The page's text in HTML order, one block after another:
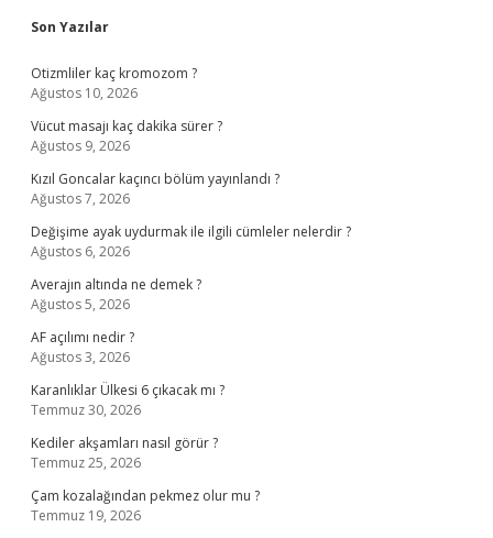
Sidebar
Son Yazılar
Otizmliler kaç kromozom ?
Ağustos 10, 2026
Vücut masajı kaç dakika sürer ?
Ağustos 9, 2026
Kızıl Goncalar kaçıncı bölüm yayınlandı ?
Ağustos 7, 2026
Değişime ayak uydurmak ile ilgili cümleler nelerdir ?
Ağustos 6, 2026
Averajın altında ne demek ?
Ağustos 5, 2026
AF açılımı nedir ?
Ağustos 3, 2026
Karanlıklar Ülkesi 6 çıkacak mı ?
Temmuz 30, 2026
Kediler akşamları nasıl görür ?
Temmuz 25, 2026
Çam kozalağından pekmez olur mu ?
Temmuz 19, 2026